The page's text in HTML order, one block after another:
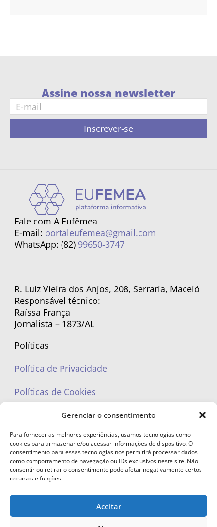
Gerenciar o consentimento
Para fornecer as melhores experiências, usamos tecnologias como
cookies para armazenar e/ou acessar informações do dispositivo. O
consentimento para essas tecnologias nos permitirá processar dados
como comportamento de navegação ou IDs exclusivos neste site. Não
consentir ou retirar o consentimento pode afetar negativamente certos
recursos e funções.
Aceitar
Assine nossa newsletter
Inscrever-se
Fale com A Eufêmea
E-mail: portaleufemea@gmail.com
WhatsApp: (82) 99650-3747
R. Luiz Vieira dos Anjos, 208, Serraria, Maceió
Responsável técnico:
Raíssa França
Jornalista – 1873/AL
Políticas
Política de Privacidade
Políticas de Cookies
portaleufemea@gmail.com
© Copyright 2023 - Todos os direitos reservados. Proibida cópia total ou
parcial sem autorização.